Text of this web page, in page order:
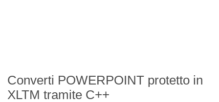
Converti POWERPOINT protetto in
XLTM tramite C++